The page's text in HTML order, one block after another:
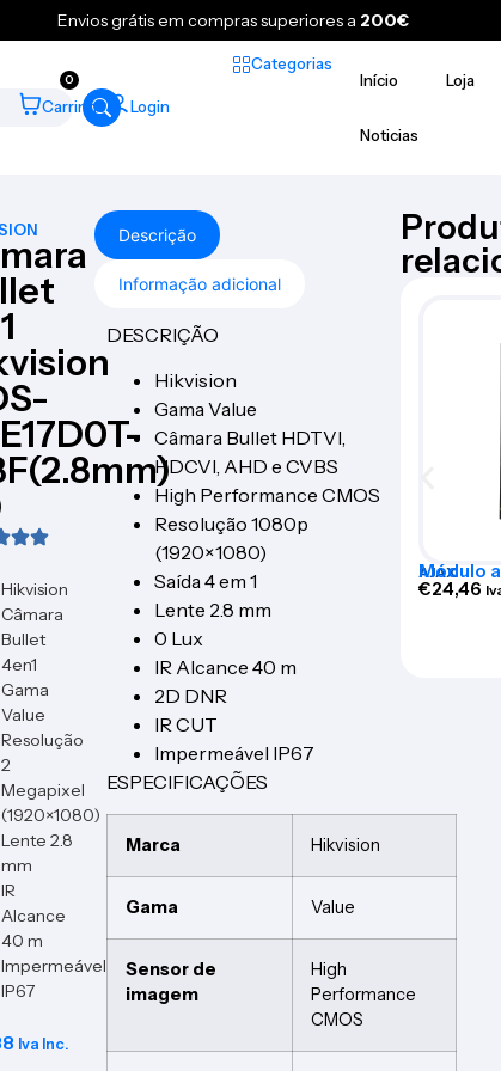
Envios grátis em compras superiores a 200€
0
Carrinho Login
Categorias
Início
Loja
Noticias
Hikvision
Câmara
Bullet
4en1
Gama
Value
Resolução
2
Megapixel
(1920×1080)
Lente 2.8
mm
IR
Alcance
40 m
Impermeável
IP67
Iva Inc.
Descrição
Informação adicional
DESCRIÇÃO
Hikvision
Gama Value
Câmara Bullet HDTVI,
HDCVI, AHD e CVBS
High Performance CMOS
Resolução 1080p
(1920×1080)
Saída 4 em 1
Lente 2.8 mm
0 Lux
IR Alcance 40 m
2D DNR
IR CUT
Impermeável IP67
ESPECIFICAÇÕES
Marca Hikvision
Gama Value
Sensor de
imagem
High
Performance
CMOS
AJAX
Módulo
para Ajax
– AJ-
€24,46